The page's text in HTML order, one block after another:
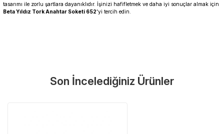
tasarımı ile zorlu şartlara dayanıklıdır. İşinizi hafifletmek ve daha iyi sonuçlar almak için
Beta Yıldız Tork Anahtar Soketi 652'yi tercih edin.
Tüm ürünlerimiz üretici firma garantisi altındadır. Size en yakın
Yorum Yaz
Son İncelediğiniz Ürünler